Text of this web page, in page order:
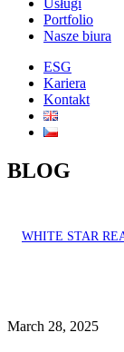
Portfolio
Nasze biura
ESG
Kariera
Kontakt
BLOG
WHITE STAR
March 28, 2025